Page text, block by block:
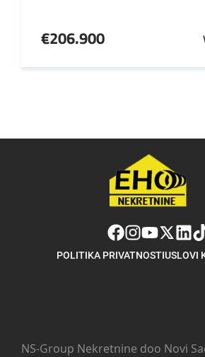
€206.900
POLITIKA PRIVATNOSTIUSLOVI
NS-Group Nekretnine doo Novi